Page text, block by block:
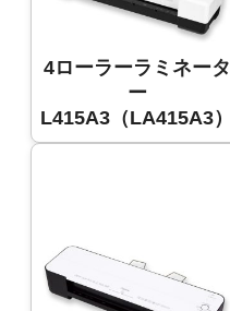
4ローラーラミネータ
ー
L415A3（LA415A3）